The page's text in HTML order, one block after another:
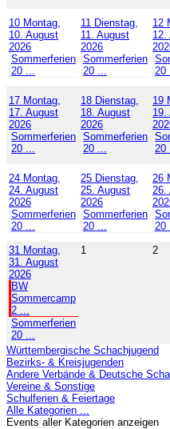
10 Montag,
10. August
2026
Sommerferien
20 ...
11 Dienstag,
11. August
2026
Sommerferien
20 ...
12
12.
20
17 Montag,
17. August
2026
Sommerferien
20 ...
18 Dienstag,
18. August
2026
Sommerferien
20 ...
19
19.
20
24 Montag,
24. August
2026
Sommerferien
20 ...
25 Dienstag,
25. August
2026
Sommerferien
20 ...
26
26.
20
31 Montag,
31. August
2026
BW
Sommercamp
2 ...
Sommerferien
20 ...
1 2
Württembergische Schachjugend
Bezirks- & Kreisjugenden
Andere Verbände & Deutsche
Vereine & Sonstige
Schulferien & Feiertage
Alle Kategorien ...
Events aller Kategorien anzeigen